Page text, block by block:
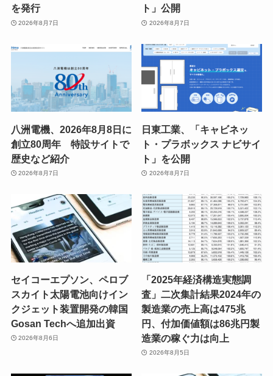
を発行
2026年8月7日
ト」公開
2026年8月7日
八洲電機、2026年8月8日に
創立80周年 特設サイトで
歴史など紹介
2026年8月7日
日東工業、「キャビネッ
ト・プラボックス ナビサイ
ト」を公開
2026年8月7日
セイコーエプソン、ペロブ
スカイト太陽電池向けイン
クジェット装置開発の韓国
Gosan Techへ追加出資
2026年8月6日
「2025年経済構造実態調
査」二次集計結果2024年の
製造業の売上高は475兆
円、付加価値額は86兆円製
造業の稼ぐ力は向上
2026年8月5日